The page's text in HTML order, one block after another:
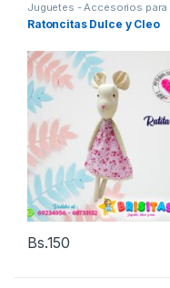
Juguetes - Accesorios para
Bebés Juguetes Artesanales
Ratoncitas Dulce y Cleo
Bs.150